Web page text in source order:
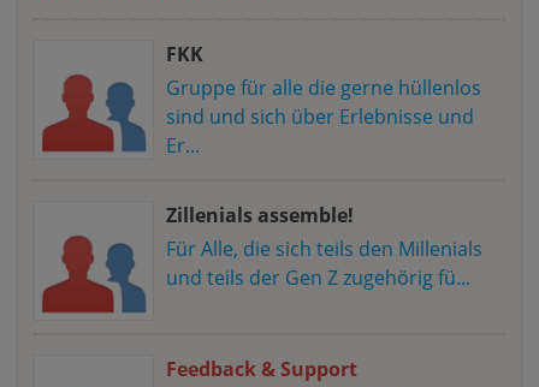
FKK
Gruppe für alle die gerne hüllenlos
sind und sich über Erlebnisse und
Er...
Zillenials assemble!
Für Alle, die sich teils den Millenials
und teils der Gen Z zugehörig fü...
Feedback & Support